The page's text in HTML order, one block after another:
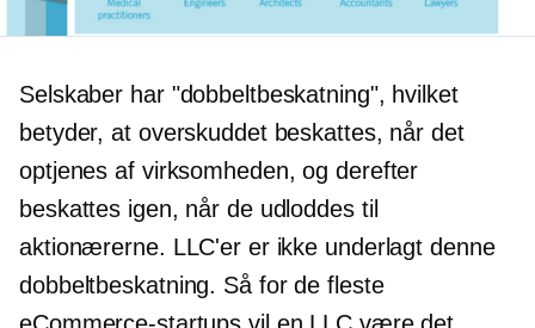
Selskaber har "dobbeltbeskatning", hvilket
betyder, at overskuddet beskattes, når det
optjenes af virksomheden, og derefter
beskattes igen, når de udloddes til
aktionærerne. LLC'er er ikke underlagt denne
dobbeltbeskatning. Så for de fleste